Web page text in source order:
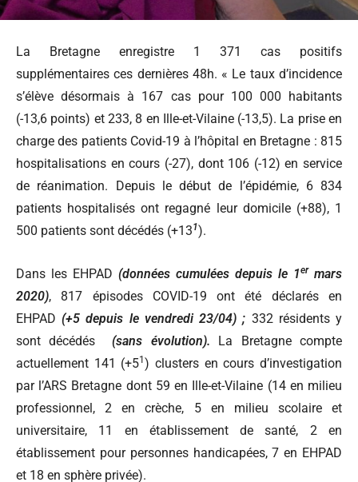
La Bretagne enregistre 1 371 cas positifs
supplémentaires ces dernières 48h. « Le taux d’incidence
s’élève désormais à 167 cas pour 100 000 habitants
(-13,6 points) et 233, 8 en Ille-et-Vilaine (-13,5). La prise en
charge des patients Covid-19 à l’hôpital en Bretagne : 815
hospitalisations en cours (-27), dont 106 (-12) en service
de réanimation. Depuis le début de l’épidémie, 6 834
patients hospitalisés ont regagné leur domicile (+88), 1
500 patients sont décédés (+131).
Dans les EHPAD (données cumulées depuis le 1ermars
2020), 817 épisodes COVID-19 ont été déclarés en
EHPAD (+5 depuis le vendredi 23/04) ; 332 résidents y
sont décédés
(sans évolution). La Bretagne compte
actuellement 141 (+51) clusters en cours d’investigation
par l’ARS Bretagne dont 59 en Ille-et-Vilaine (14 en milieu
professionnel, 2 en crèche, 5 en milieu scolaire et
universitaire, 11 en établissement de santé, 2 en
établissement pour personnes handicapées, 7 en EHPAD
et 18 en sphère privée).